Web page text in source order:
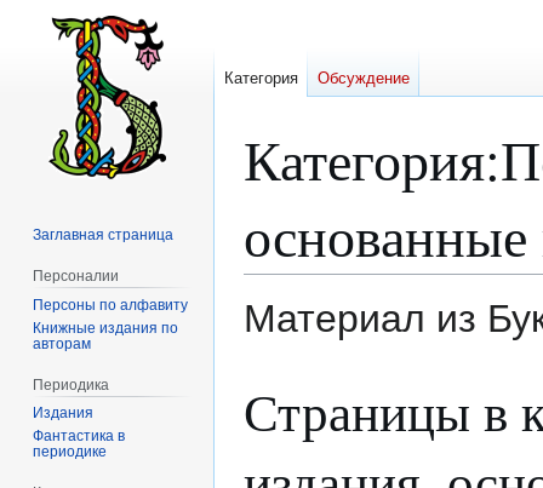
Категория:
основанные
Материал из
к
навигации
к
поиску
Страницы в
Категория Обсуждение
Заглавная страница
Персоналии
Персоны по алфавиту
Книжные издания по
авторам
Периодика
Издания
Фантастика в
периодике